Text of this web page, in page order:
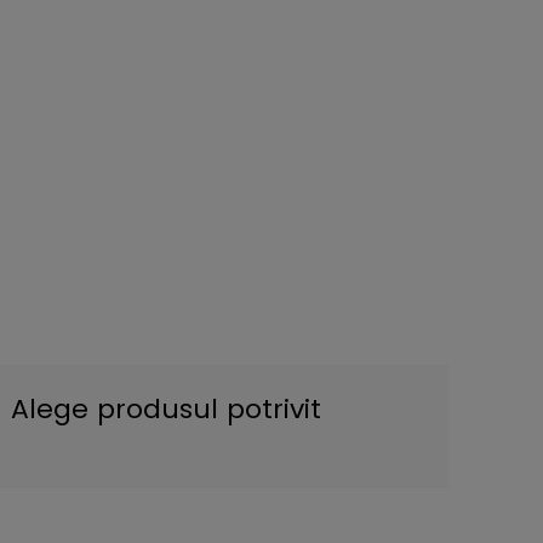
produsul potrivit